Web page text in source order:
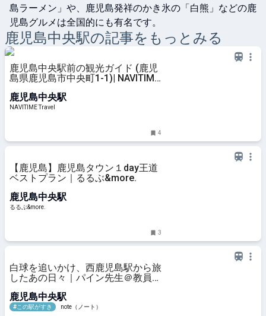
島ラーメン」や、鹿児島発祥のかき氷の「白熊」などの鹿
児島グルメは全国的にも有名です。
鹿児島中央駅の記事をもっとみる
鹿児島中央駅前の観光ガイド (鹿児
島県鹿児島市中央町1-1)| NAVITIME
鹿児島中央駅
NAVITIME Travel
4
【鹿児島】鹿児島タウン１day王道
ベストプラン｜るるぶ&more.
鹿児島中央駅
るるぶ&more.
3
白球を追いかけ、西鹿児島駅から旅
したあの日々｜パイン先生＠教員歴
特別支援教育の現場から〜
鹿児島中央駅
#この駅がすき note（ノート）